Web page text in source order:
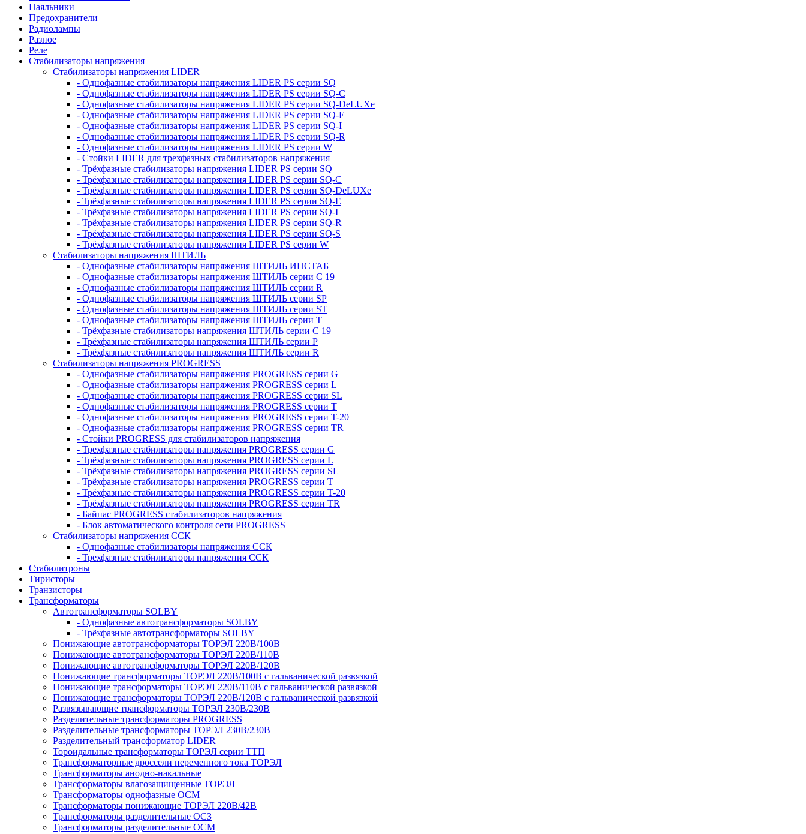
Паяльники
Предохранители
Радиолампы
Разное
Реле
Стабилизаторы напряжения
Стабилизаторы напряжения LIDER
- Однофазные стабилизаторы напряжения LIDER PS серии SQ
- Однофазные стабилизаторы напряжения LIDER PS серии SQ-C
- Однофазные стабилизаторы напряжения LIDER PS серии SQ-DeLUXe
- Однофазные стабилизаторы напряжения LIDER PS серии SQ-E
- Однофазные стабилизаторы напряжения LIDER PS серии SQ-I
- Однофазные стабилизаторы напряжения LIDER PS серии SQ-R
- Однофазные стабилизаторы напряжения LIDER PS серии W
- Стойки LIDER для трехфазных стабилизаторов напряжения
- Трёхфазные стабилизаторы напряжения LIDER PS серии SQ
- Трёхфазные стабилизаторы напряжения LIDER PS серии SQ-C
- Трёхфазные стабилизаторы напряжения LIDER PS серии SQ-DeLUXe
- Трёхфазные стабилизаторы напряжения LIDER PS серии SQ-E
- Трёхфазные стабилизаторы напряжения LIDER PS серии SQ-I
- Трёхфазные стабилизаторы напряжения LIDER PS серии SQ-R
- Трёхфазные стабилизаторы напряжения LIDER PS серии SQ-S
- Трёхфазные стабилизаторы напряжения LIDER PS серии W
Стабилизаторы напряжения ШТИЛЬ
- Однофазные стабилизаторы напряжения ШТИЛЬ ИНСТАБ
- Однофазные стабилизаторы напряжения ШТИЛЬ серии C 19
- Однофазные стабилизаторы напряжения ШТИЛЬ серии R
- Однофазные стабилизаторы напряжения ШТИЛЬ серии SP
- Однофазные стабилизаторы напряжения ШТИЛЬ серии ST
- Однофазные стабилизаторы напряжения ШТИЛЬ серии T
- Трёхфазные стабилизаторы напряжения ШТИЛЬ серии C 19
- Трёхфазные стабилизаторы напряжения ШТИЛЬ серии P
- Трёхфазные стабилизаторы напряжения ШТИЛЬ серии R
Стабилизаторы напряжения PROGRESS
- Однофазные стабилизаторы напряжения PROGRESS серии G
- Однофазные стабилизаторы напряжения PROGRESS серии L
- Однофазные стабилизаторы напряжения PROGRESS серии SL
- Однофазные стабилизаторы напряжения PROGRESS серии T
- Однофазные стабилизаторы напряжения PROGRESS серии T-20
- Однофазные стабилизаторы напряжения PROGRESS серии TR
- Стойки PROGRESS для стабилизаторов напряжения
- Трехфазные стабилизаторы напряжения PROGRESS серии G
- Трёхфазные стабилизаторы напряжения PROGRESS серии L
- Трёхфазные стабилизаторы напряжения PROGRESS серии SL
- Трёхфазные стабилизаторы напряжения PROGRESS серии T
- Трёхфазные стабилизаторы напряжения PROGRESS серии T-20
- Трёхфазные стабилизаторы напряжения PROGRESS серии TR
- Байпас PROGRESS стабилизаторов напряжения
- Блок автоматического контроля сети PROGRESS
Стабилизаторы напряжения ССК
- Однофазные стабилизаторы напряжения ССК
- Трехфазные стабилизаторы напряжения ССК
Стабилитроны
Тиристоры
Транзисторы
Трансформаторы
Автотрансформаторы SOLBY
- Однофазные автотрансформаторы SOLBY
- Трёхфазные автотрансформаторы SOLBY
Понижающие автотрансформаторы ТОРЭЛ 220В/100В
Понижающие автотрансформаторы ТОРЭЛ 220В/110В
Понижающие автотрансформаторы ТОРЭЛ 220В/120В
Понижающие трансформаторы ТОРЭЛ 220В/100В с гальванической развязкой
Понижающие трансформаторы ТОРЭЛ 220В/110В с гальванической развязкой
Понижающие трансформаторы ТОРЭЛ 220В/120В с гальванической развязкой
Развязывающие трансформаторы ТОРЭЛ 230В/230В
Разделительные трансформаторы PROGRESS
Разделительные трансформаторы ТОРЭЛ 230В/230В
Разделительный трансформатор LIDER
Тороидальные трансформаторы ТОРЭЛ серии ТТП
Трансформаторные дроссели переменного тока ТОРЭЛ
Трансформаторы анодно-накальные
Трансформаторы влагозащищенные ТОРЭЛ
Трансформаторы однофазные ОСМ
Трансформаторы понижающие ТОРЭЛ 220В/42В
Трансформаторы разделительные ОСЗ
Трансформаторы разделительные ОСМ